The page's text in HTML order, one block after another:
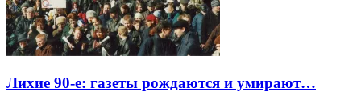
Лихие 90-е: газеты рождаются и умирают…